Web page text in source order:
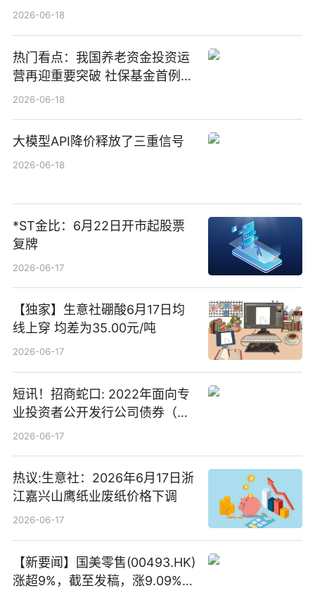
1000万港元
2026-06-18
热门看点：我国养老资金投资运
营再迎重要突破 社保基金首例期
货账户完成开立
2026-06-18
大模型API降价释放了三重信号
2026-06-18
*ST金比：6月22日开市起股票
复牌
2026-06-17
【独家】生意社硼酸6月17日均
线上穿 均差为35.00元/吨
2026-06-17
短讯！招商蛇口: 2022年面向专
业投资者公开发行公司债券（第
二期）（品种二）2026年付息公
2026-06-17
热议:生意社：2026年6月17日浙
江嘉兴山鹰纸业废纸价格下调
2026-06-17
【新要闻】国美零售(00493.HK)
涨超9%，截至发稿，涨9.09%，